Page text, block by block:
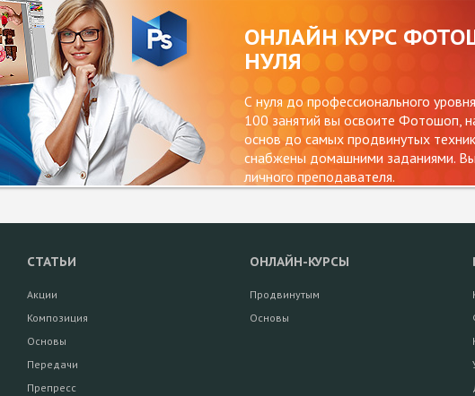
ОНЛАЙН КУРС
НУЛЯ
С нуля до профессионального
100 занятий вы освоите Фотошоп,
основ до самых продвинутых
снабжены домашними заданиями. Вы
личного преподавателя.
СТАТЬИ
Акции
Композиция
Основы
Передачи
Препресс
ОНЛАЙН-КУРСЫ
Продвинутым
Основы